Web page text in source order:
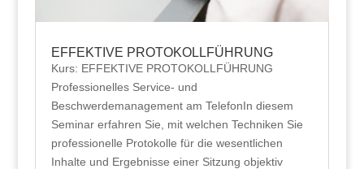
EFFEKTIVE PROTOKOLLFÜHRUNG
Kurs: EFFEKTIVE PROTOKOLLFÜHRUNG
Professionelles Service- und
Beschwerdemanagement am TelefonIn diesem
Seminar erfahren Sie, mit welchen Techniken Sie
professionelle Protokolle für die wesentlichen
Inhalte und Ergebnisse einer Sitzung objektiv